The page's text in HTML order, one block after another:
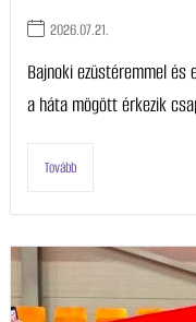
2026.07.21.
Bajnoki ezüstéremmel és
a háta mögött érkezik
Tovább